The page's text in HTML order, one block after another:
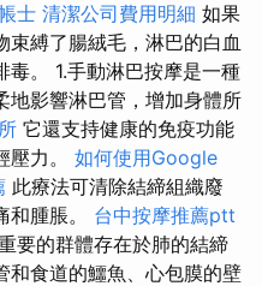
士 清潔公司費用明細 如果
束縛了腸絨毛，淋巴的白血
。 1.手動淋巴按摩是一種
地影響淋巴管，增加身體所
它還支持健康的免疫功能
壓力。 如何使用Google
此療法可清除結締組織廢
和腫脹。 台中按摩推薦ptt
要的群體存在於肺的結締
和食道的鱷魚、心包膜的壁